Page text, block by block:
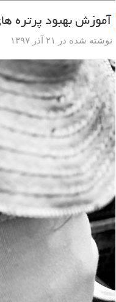
در عکاسی خیابانی، گرفتن
درست مانند موارد دیگر در
چند نکته ای که در ادامه این
بعدی خود، یک عکس سیلوئت
آموزش جامع عکاسی
نوشته شده در ۱۳ اسفند ۱۳۹۷